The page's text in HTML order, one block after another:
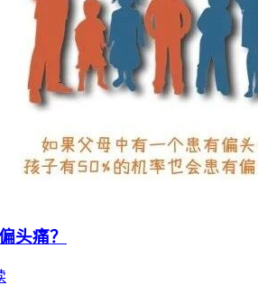
头痛？